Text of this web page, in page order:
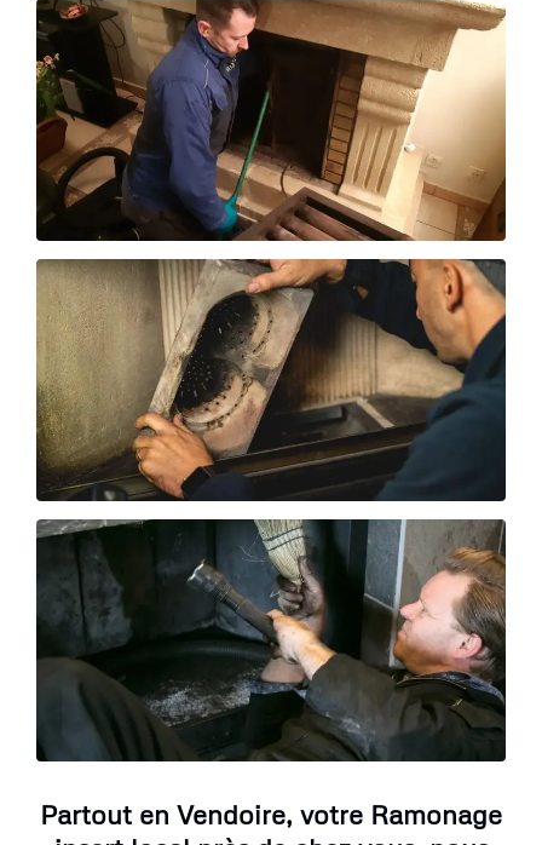
Partout en Vendoire, votre Ramonage